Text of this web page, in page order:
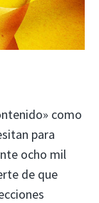
como
para
ocho mil
de que